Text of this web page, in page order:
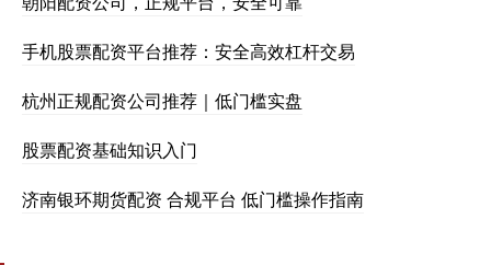
手机股票配资平台推荐：安全高效杠杆交易
杭州正规配资公司推荐｜低门槛实盘
股票配资基础知识入门
济南银环期货配资 合规平台 低门槛操作指南